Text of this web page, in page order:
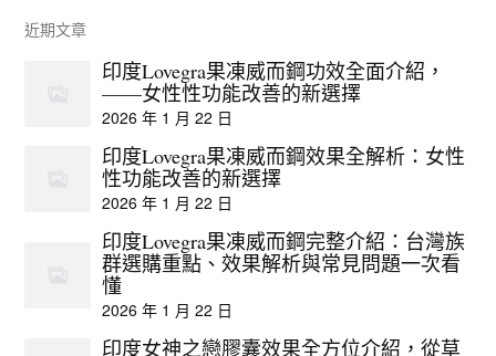
近期文章
印度Lovegra果凍威而鋼功效全面介紹，
——女性性功能改善的新選擇
2026 年 1 月 22 日
印度Lovegra果凍威而鋼效果全解析：女性
性功能改善的新選擇
2026 年 1 月 22 日
印度Lovegra果凍威而鋼完整介紹：台灣族
群選購重點、效果解析與常見問題一次看
懂
2026 年 1 月 22 日
印度女神之戀膠囊效果全方位介紹，從草